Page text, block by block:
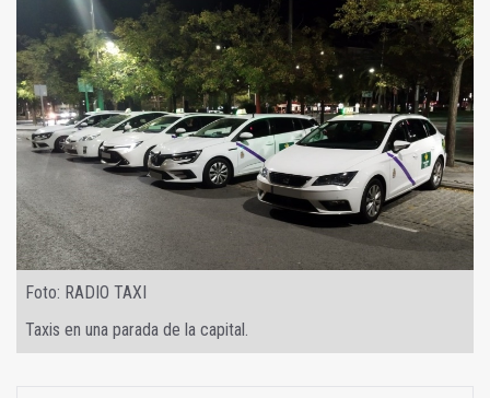
Foto: RADIO TAXI
Taxis en una parada de la capital.